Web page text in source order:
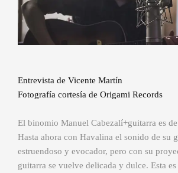
Entrevista de Vicente Martín
Fotografía cortesía de Origami Records
El binomio Manuel Cabezalí+guitarra es
Hasta ahora con Havalina el sonido de su
estruendoso y evocador, pero con su
guitarra se vuelve delicada y dulce. Esta